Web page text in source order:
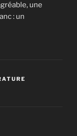
une
: un